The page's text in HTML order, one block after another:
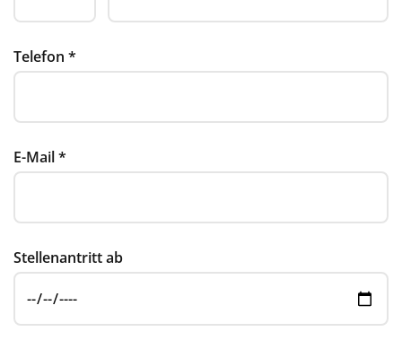
Telefon *
E-Mail*
Stellenantritt ab